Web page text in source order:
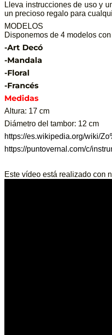
Lleva instrucciones de uso y
un precioso regalo para
MODELOS
Disponemos de 4 modelos
-Art Decó
-Mandala
-Floral
-Francés
Medidas
Altura: 17 cm
Diámetro del tambor: 12 cm
https://es.wikipedia.org/wiki/
https://puntovernal.com/c/
Este vídeo está realizado con